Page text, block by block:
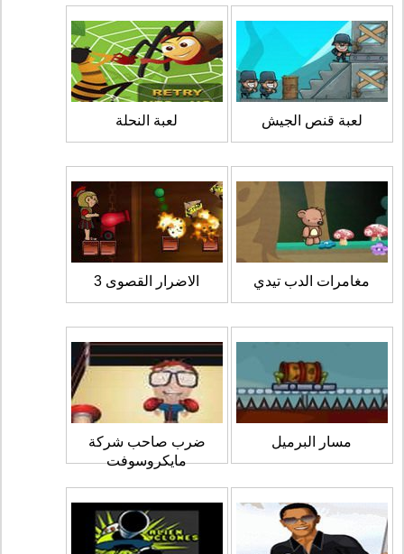
لعبة قنص الجيش لعبة النحلة
مغامرات الدب تيدي الاضرار القصوى 3
مسار البرميل
ضرب صاحب شركة
مايكروسوفت